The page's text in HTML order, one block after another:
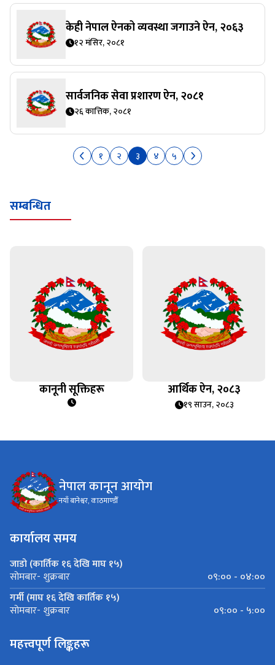
केही नेपाल ऐनको व्यवस्था जगाउने ऐन, २०६३
१२ मंसिर, २०८१
सार्वजनिक सेवा प्रशारण ऐन, २०८१
२६ कात्तिक, २०८१
१ २ ३ ४ ५
सम्बन्धित
कानूनी सूक्तिहरू आर्थिक ऐन, २०८३
१९ साउन, २०८३
नेपाल कानून आयोग
नयाँ बानेश्वर, काठमाण्डौँ
कार्यालय समय
जाडो (कार्तिक १६ देखि माघ १५)
सोमबार- शुक्रबार
०९:०० - ०४:००
गर्मी (माघ १६ देखि कार्तिक १५)
सोमबार- शुक्रबार ०९:०० - ५:००
महत्त्वपूर्ण लिङ्कहरू